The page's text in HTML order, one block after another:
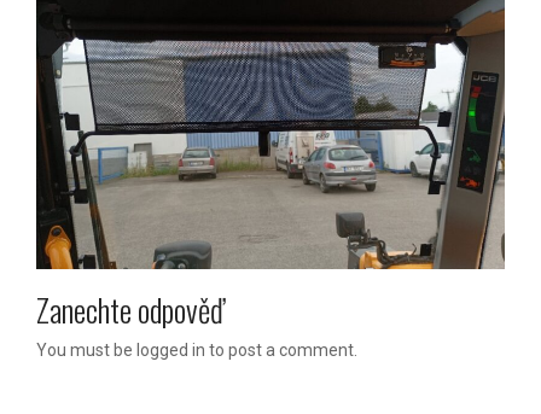
Zanechte odpověď
You must be logged in to post a comment.